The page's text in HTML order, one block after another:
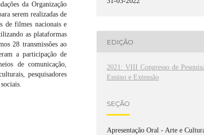
da Organização
serem realizadas de
de filmes nacionais e
as plataformas
28 transmissões ao
a participação de
de comunicação,
pesquisadores
EDIÇÃO
2021: VIII Congresso de
Ensino e Extensão
SEÇÃO
Apresentação Oral - Arte e